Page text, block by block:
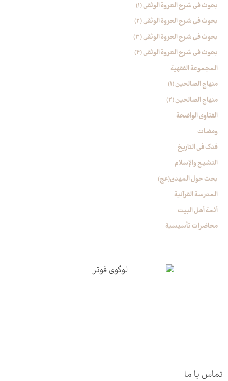
بحوث في شرح العروة الوثقی (۱)
بحوث في شرح العروة الوثقی (2)
بحوث في شرح العروة الوثقی (۳)
بحوث في شرح العروة الوثقی (4)
المجموعة الفقهیة
منهاج الصالحین (1)
منهاج الصالحین (2)
الفتاوی الواضحة
ومضات
فدک فی التاریخ
التشیع والإسلام
بحث حول المهدي(عج)
المدرسة القرآنیة
أئمة أهل البیت
محاضرات تأسیسیة
تماس با ما